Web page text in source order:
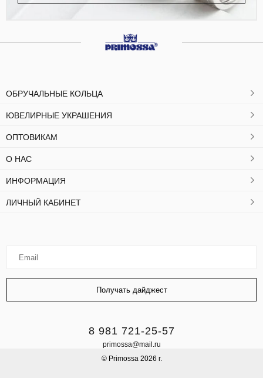
ОБРУЧАЛЬНЫЕ КОЛЬЦА
ЮВЕЛИРНЫЕ УКРАШЕНИЯ
ОПТОВИКАМ
О НАС
ИНФОРМАЦИЯ
ЛИЧНЫЙ КАБИНЕТ
8 981 721-25-57
primossa@mail.ru
© Primossa 2026 г.